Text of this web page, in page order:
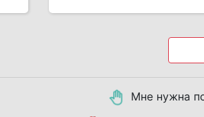
Мне нужна